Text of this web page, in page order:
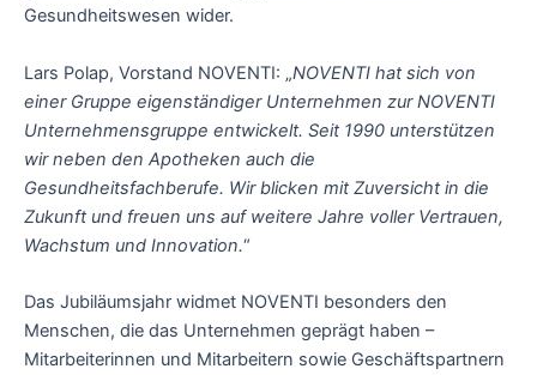
Gesundheitswesen wider.
Lars Polap, Vorstand NOVENTI: „NOVENTI hat sich von
einer Gruppe eigenständiger Unternehmen zur NOVENTI
Unternehmensgruppe entwickelt. Seit 1990 unterstützen
wir neben den Apotheken auch die
Gesundheitsfachberufe. Wir blicken mit Zuversicht in die
Zukunft und freuen uns auf weitere Jahre voller Vertrauen,
Wachstum und Innovation.“
Das Jubiläumsjahr widmet NOVENTI besonders den
Menschen, die das Unternehmen geprägt haben –
Mitarbeiterinnen und Mitarbeitern sowie Geschäftspartnern